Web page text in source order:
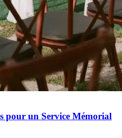
pour un Service Mémorial